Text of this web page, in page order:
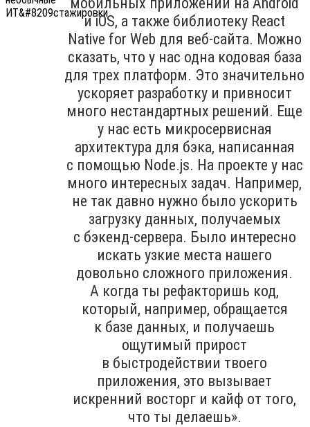
и iOS, а также библиотеку React
Native for Web для веб-сайта. Можно
сказать, что у нас одна кодовая база
для трех платформ. Это значительно
ускоряет разработку и привносит
много нестандартных решений. Еще
у нас есть микросервисная
архитектура для бэка, написанная
с помощью Node.js. На проекте у нас
много интересных задач. Например,
не так давно нужно было ускорить
загрузку данных, получаемых
с бэкенд-сервера. Было интересно
искать узкие места нашего
довольно сложного приложения.
А когда ты рефакторишь код,
который, например, обращается
к базе данных, и получаешь
ощутимый прирост
в быстродействии твоего
приложения, это вызывает
искренний восторг и кайф от того,
что ты делаешь».